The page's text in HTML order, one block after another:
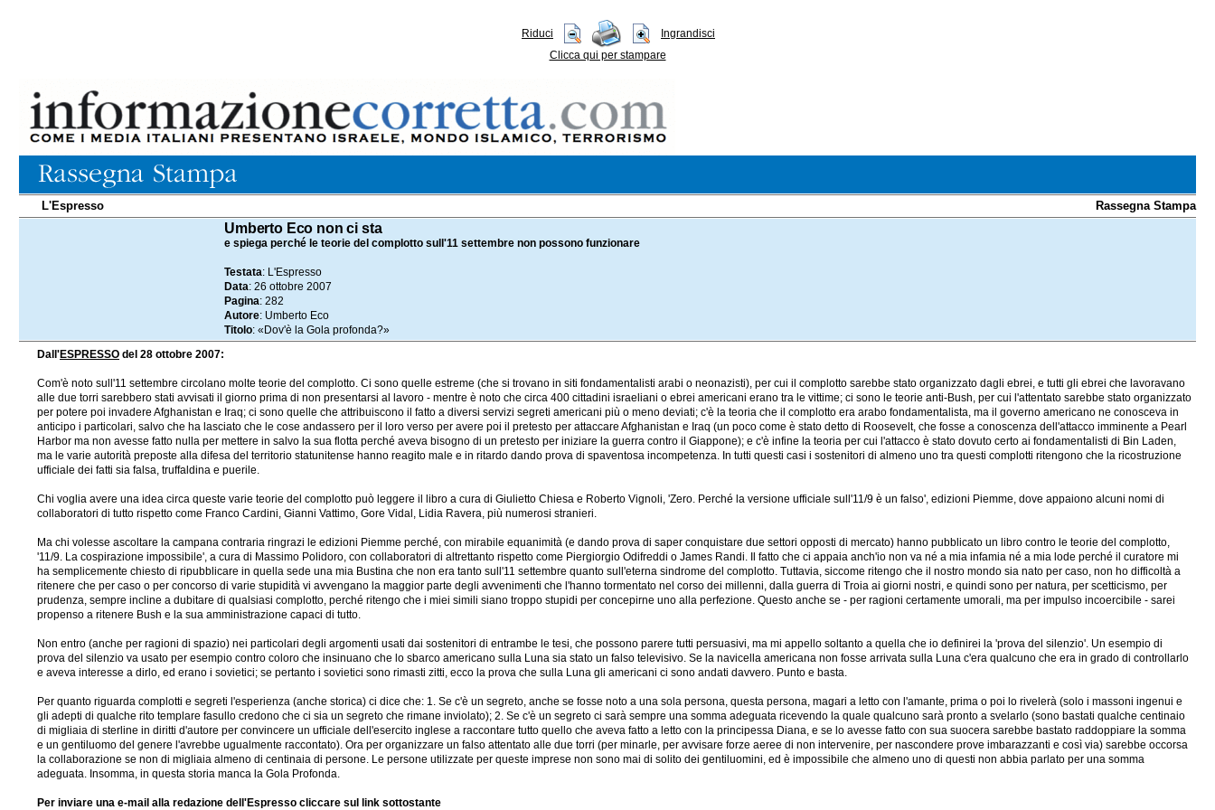
Riduci
Ingrandisci
Clicca qui per stampare
L'Espresso Rassegna Stampa
Umberto Eco non ci sta
e spiega perché le teorie del complotto sull'11 settembre non possono funzionare
Testata: L'Espresso
Data: 26 ottobre 2007
Pagina: 282
Autore: Umberto Eco
Titolo: «Dov'è la Gola profonda?»
Dall'ESPRESSO del 28 ottobre 2007:
Com'è noto sull'11 settembre circolano molte teorie del complotto. Ci sono quelle estreme (che si trovano in siti fondamentalisti arabi o neonazisti), per cui il complotto sarebbe stato organizzato dagli ebrei, e tutti gli ebrei che lavoravano
alle due torri sarebbero stati avvisati il giorno prima di non presentarsi al lavoro - mentre è noto che circa 400 cittadini israeliani o ebrei americani erano tra le vittime; ci sono le teorie anti-Bush, per cui l'attentato sarebbe stato organizzato
per potere poi invadere Afghanistan e Iraq; ci sono quelle che attribuiscono il fatto a diversi servizi segreti americani più o meno deviati; c'è la teoria che il complotto era arabo fondamentalista, ma il governo americano ne conosceva in
anticipo i particolari, salvo che ha lasciato che le cose andassero per il loro verso per avere poi il pretesto per attaccare Afghanistan e Iraq (un poco come è stato detto di Roosevelt, che fosse a conoscenza dell'attacco imminente a Pearl
Harbor ma non avesse fatto nulla per mettere in salvo la sua flotta perché aveva bisogno di un pretesto per iniziare la guerra contro il Giappone); e c'è infine la teoria per cui l'attacco è stato dovuto certo ai fondamentalisti di Bin Laden,
ma le varie autorità preposte alla difesa del territorio statunitense hanno reagito male e in ritardo dando prova di spaventosa incompetenza. In tutti questi casi i sostenitori di almeno uno tra questi complotti ritengono che la ricostruzione
ufficiale dei fatti sia falsa, truffaldina e puerile.
Chi voglia avere una idea circa queste varie teorie del complotto può leggere il libro a cura di Giulietto Chiesa e Roberto Vignoli, 'Zero. Perché la versione ufficiale sull'11/9 è un falso', edizioni Piemme, dove appaiono alcuni nomi di
collaboratori di tutto rispetto come Franco Cardini, Gianni Vattimo, Gore Vidal, Lidia Ravera, più numerosi stranieri.
Ma chi volesse ascoltare la campana contraria ringrazi le edizioni Piemme perché, con mirabile equanimità (e dando prova di saper conquistare due settori opposti di mercato) hanno pubblicato un libro contro le teorie del complotto,
'11/9. La cospirazione impossibile', a cura di Massimo Polidoro, con collaboratori di altrettanto rispetto come Piergiorgio Odifreddi o James Randi. Il fatto che ci appaia anch'io non va né a mia infamia né a mia lode perché il curatore mi
ha semplicemente chiesto di ripubblicare in quella sede una mia Bustina che non era tanto sull'11 settembre quanto sull'eterna sindrome del complotto. Tuttavia, siccome ritengo che il nostro mondo sia nato per caso, non ho difficoltà a
ritenere che per caso o per concorso di varie stupidità vi avvengano la maggior parte degli avvenimenti che l'hanno tormentato nel corso dei millenni, dalla guerra di Troia ai giorni nostri, e quindi sono per natura, per scetticismo, per
prudenza, sempre incline a dubitare di qualsiasi complotto, perché ritengo che i miei simili siano troppo stupidi per concepirne uno alla perfezione. Questo anche se - per ragioni certamente umorali, ma per impulso incoercibile - sarei
propenso a ritenere Bush e la sua amministrazione capaci di tutto.
Non entro (anche per ragioni di spazio) nei particolari degli argomenti usati dai sostenitori di entrambe le tesi, che possono parere tutti persuasivi, ma mi appello soltanto a quella che io definirei la 'prova del silenzio'. Un esempio di
prova del silenzio va usato per esempio contro coloro che insinuano che lo sbarco americano sulla Luna sia stato un falso televisivo. Se la navicella americana non fosse arrivata sulla Luna c'era qualcuno che era in grado di controllarlo
e aveva interesse a dirlo, ed erano i sovietici; se pertanto i sovietici sono rimasti zitti, ecco la prova che sulla Luna gli americani ci sono andati davvero. Punto e basta.
Per quanto riguarda complotti e segreti l'esperienza (anche storica) ci dice che: 1. Se c'è un segreto, anche se fosse noto a una sola persona, questa persona, magari a letto con l'amante, prima o poi lo rivelerà (solo i massoni ingenui e
gli adepti di qualche rito templare fasullo credono che ci sia un segreto che rimane inviolato); 2. Se c'è un segreto ci sarà sempre una somma adeguata ricevendo la quale qualcuno sarà pronto a svelarlo (sono bastati qualche centinaio
di migliaia di sterline in diritti d'autore per convincere un ufficiale dell'esercito inglese a raccontare tutto quello che aveva fatto a letto con la principessa Diana, e se lo avesse fatto con sua suocera sarebbe bastato raddoppiare la somma
e un gentiluomo del genere l'avrebbe ugualmente raccontato). Ora per organizzare un falso attentato alle due torri (per minarle, per avvisare forze aeree di non intervenire, per nascondere prove imbarazzanti e così via) sarebbe occorsa
la collaborazione se non di migliaia almeno di centinaia di persone. Le persone utilizzate per queste imprese non sono mai di solito dei gentiluomini, ed è impossibile che almeno uno di questi non abbia parlato per una somma
adeguata. Insomma, in questa storia manca la Gola Profonda.
Per inviare una e-mail alla redazione dell'Espresso cliccare sul link sottostante